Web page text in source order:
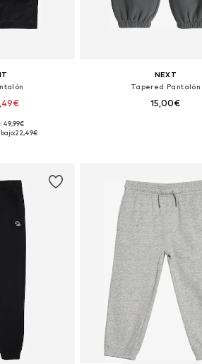
tallas
49,99€
22,49€
NEXT
Tapered Pantalón
15,00€